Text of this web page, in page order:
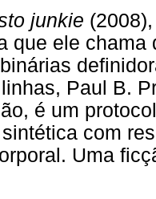
junkie
que ele
Paul B.
é um
com
Uma